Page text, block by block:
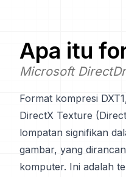
Apa itu
Microsoft
Format kompresi
DirectX Texture
lompatan signifikan
gambar, yang
komputer. Ini adalah